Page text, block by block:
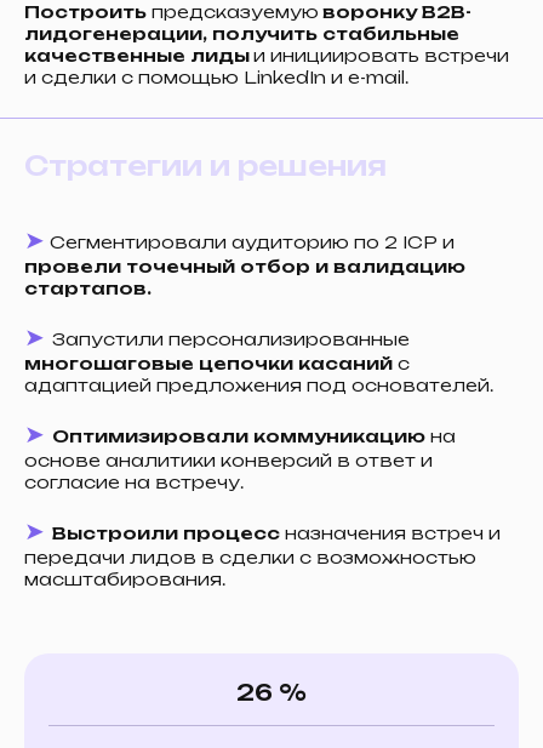
Построить предсказуемую воронку B2B-
лидогенерации, получить стабильные
качественные лидыи инициировать встречи
и сделки с помощью LinkedIn и e-mail.
Стратегии и решения
➤ Сегментировали аудиторию по 2 ICP и
провели точечный отбор и валидацию
стартапов.
➤ Запустили персонализированные
многошаговые цепочки касаний с
адаптацией предложения под основателей.
➤ Оптимизировали коммуникацию на
основе аналитики конверсий в ответ и
согласие на встречу.
➤ Выстроили процесс назначения встреч и
передачи лидов в сделки с возможностью
масштабирования.
26 %